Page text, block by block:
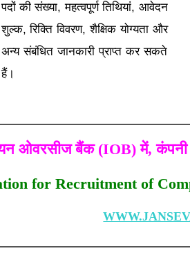
पदों की संख्या, महत्वपूर्ण तिथियां, आवेदन
शुल्क, रिक्ति विवरण, शैक्षिक योग्यता और
अन्य संबंधित जानकारी प्राप्त कर सकते
हैं।
ओवरसीज बैंक (IOB) में, कंपनी
for Recruitment of